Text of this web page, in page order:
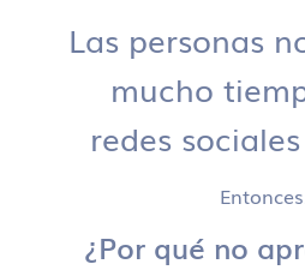
Las personas
mucho
redes
¿Por qué no